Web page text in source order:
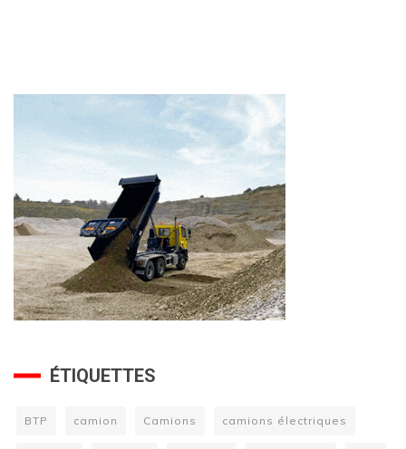
ÉTIQUETTES
BTP camion Camions camions électriques